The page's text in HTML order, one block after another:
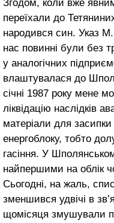
Згодом, коли вже
переїхали до
народився син. Указ
нас повинні були без
у аналогічних
влаштувалася до
січні 1987 року мене
ліквідацію наслідків
матеріали для засипки
енергоблоку, тобто
гасіння. У
найпершими на облік
Сьогодні, на жаль,
зменшився удвічі в
щомісяця змушували